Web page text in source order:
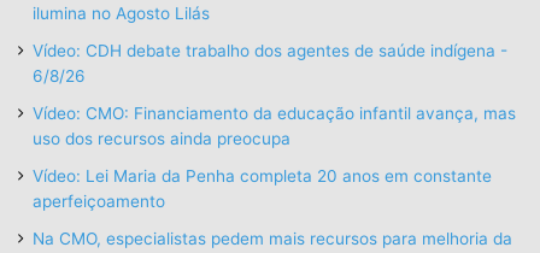
ilumina no Agosto Lilás
Vídeo: CDH debate trabalho dos agentes de saúde indígena -
6/8/26
Vídeo: CMO: Financiamento da educação infantil avança, mas
uso dos recursos ainda preocupa
Vídeo: Lei Maria da Penha completa 20 anos em constante
aperfeiçoamento
Na CMO, especialistas pedem mais recursos para melhoria da